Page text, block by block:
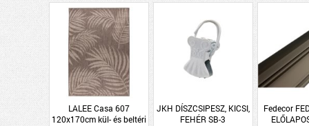
LALEE Casa 607
120x170cm kül- és beltéri
JKH DÍSZCSIPESZ, KICSI,
FEHÉR SB-3
Fedecor